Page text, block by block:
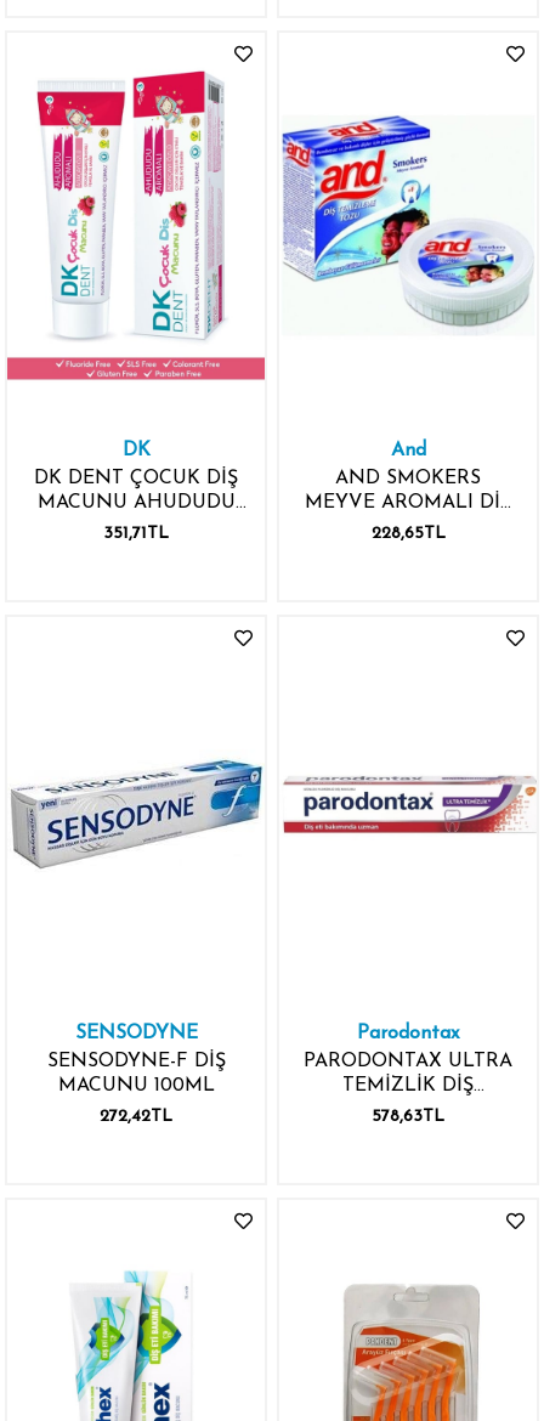
DK
DK DENT ÇOCUK DİŞ
MACUNU AHUDUDU
AROMALI ADAÇAYI
351,71TL
And
AND SMOKERS
MEYVE AROMALI DİŞ
TEMİZLEME TOZU
228,65TL
SENSODYNE
SENSODYNE-F DİŞ
MACUNU 100ML
272,42TL
Parodontax
PARODONTAX ULTRA
TEMİZLİK DİŞ
MACUNU 75ML
578,63TL